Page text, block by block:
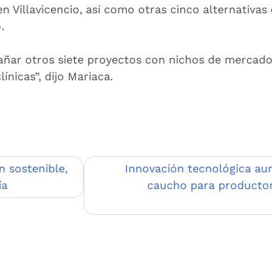
Villavicencio, así como otras cinco alternativas
otros siete proyectos con nichos de
dijo Mariaca.
sostenible,
Innovación tecnológica
caucho para